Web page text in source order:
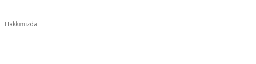
Hakkımızda